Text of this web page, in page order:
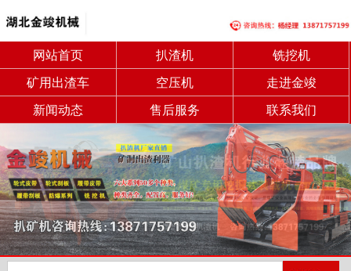
网站首页 扒渣机 铣挖机
矿用出渣车 空压机 走进金竣
新闻动态 售后服务 联系我们